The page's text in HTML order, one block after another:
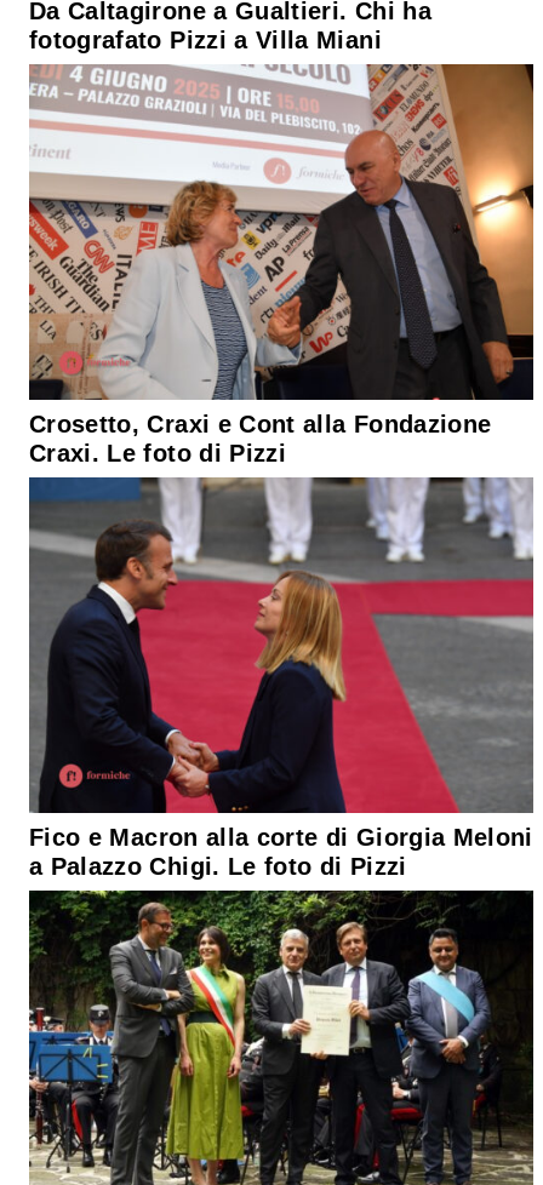
Da Caltagirone a Gualtieri. Chi ha
fotografato Pizzi a Villa Miani
Crosetto, Craxi e Cont alla Fondazione
Craxi. Le foto di Pizzi
Fico e Macron alla corte di Giorgia Meloni
a Palazzo Chigi. Le foto di Pizzi